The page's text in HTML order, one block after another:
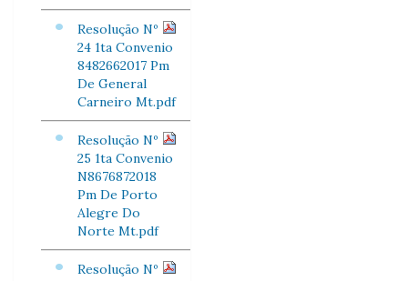
Resolução Nº
24 1ta Convenio
8482662017 Pm
De General
Carneiro Mt.pdf
Resolução Nº
25 1ta Convenio
N8676872018
Pm De Porto
Alegre Do
Norte Mt.pdf
Resolução Nº